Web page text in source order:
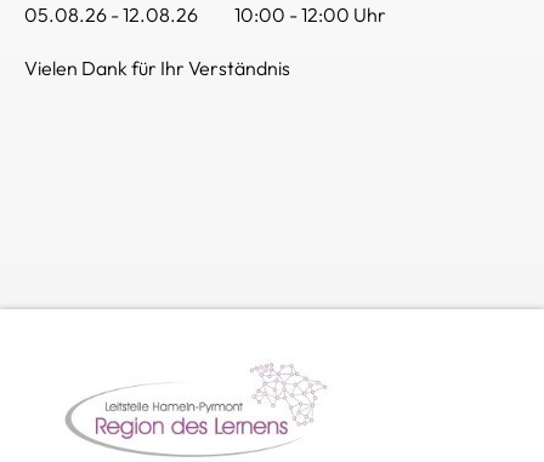
05.08.26 - 12.08.26 10:00 - 12:00 Uhr
Vielen Dank für Ihr Verständnis